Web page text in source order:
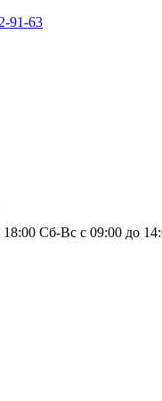
91-63
Сб-Вс с 09:00 до